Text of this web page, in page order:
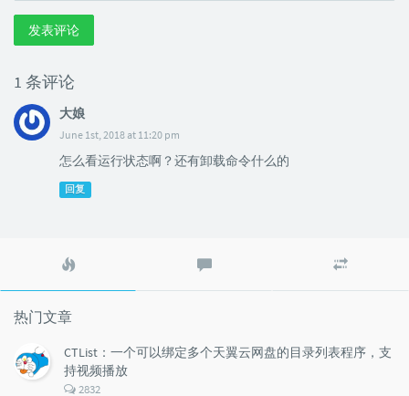
发表评论
1 条评论
大娘
June 1st, 2018 at 11:20 pm
怎么看运行状态啊？还有卸载命令什么的
回复
文
评
文
热门文章
CTList：一个可以绑定多个天翼云网盘的目录列表程序，支
持视频播放
评
2832